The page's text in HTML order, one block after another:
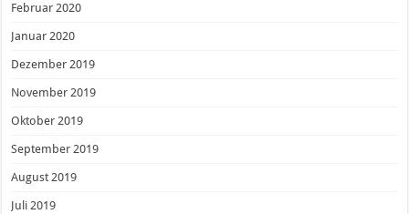
Februar 2020
Januar 2020
Dezember 2019
November 2019
Oktober 2019
September 2019
August 2019
Juli 2019